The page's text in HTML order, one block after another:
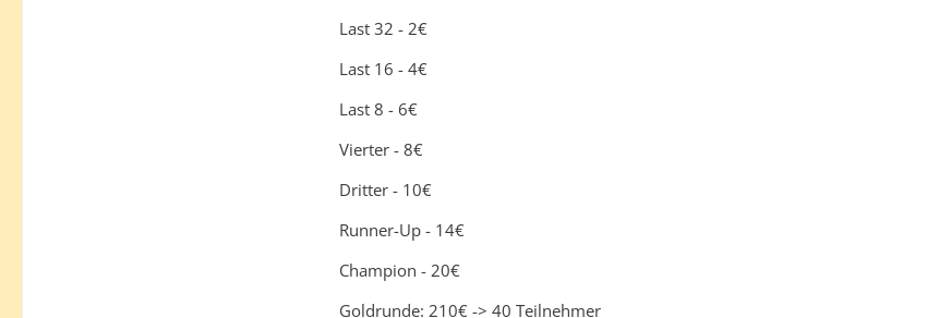
Last 32 - 2€
Last 16 - 4€
Last 8 - 6€
Vierter - 8€
Dritter - 10€
Runner-Up - 14€
Champion - 20€
Goldrunde: 210€ -> 40 Teilnehmer